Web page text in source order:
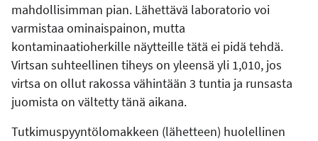
mahdollisimman pian. Lähettävä laboratorio voi
varmistaa ominaispainon, mutta
kontaminaatioherkille näytteille tätä ei pidä tehdä.
Virtsan suhteellinen tiheys on yleensä yli 1,010, jos
virtsa on ollut rakossa vähintään 3 tuntia ja runsasta
juomista on vältetty tänä aikana.
Tutkimuspyyntölomakkeen (lähetteen) huolellinen